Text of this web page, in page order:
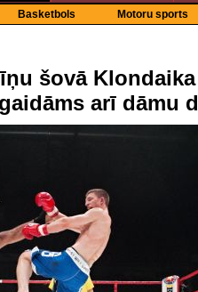
Basketbols Motoru sports
šovā
arī dāmu